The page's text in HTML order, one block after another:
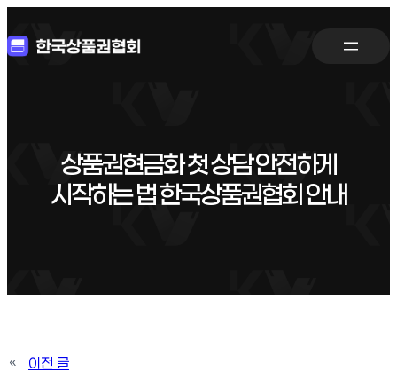
상품권현금화 첫 상담 안전하게
시작하는 법 한국상품권협회 안내
«
이전 글